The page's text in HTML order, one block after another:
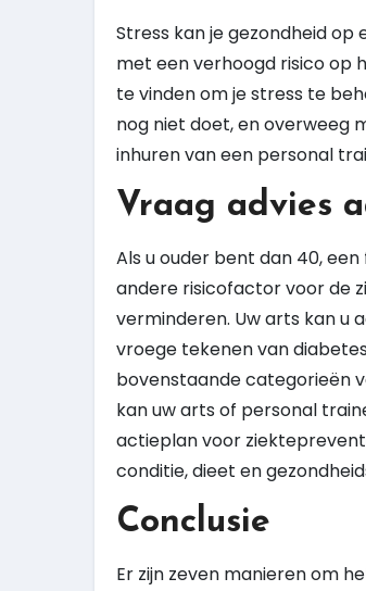
Stress kan je gezondheid
met een verhoogd risico op
te vinden om je stress te
nog niet doet, en overweeg
inhuren van een personal
Vraag advies
Als u ouder bent dan 40,
andere risicofactor voor de
verminderen. Uw arts kan u
vroege tekenen van
bovenstaande categorieën
kan uw arts of personal
actieplan voor
conditie, dieet en
Conclusie
Er zijn zeven manieren om